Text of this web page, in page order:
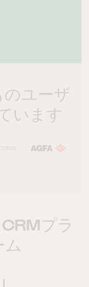
ユーザ
います
Access Group
Agfa
プラ
ム